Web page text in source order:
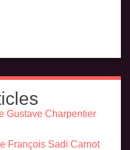
Gustave Charpentier
François Sadi Carnot